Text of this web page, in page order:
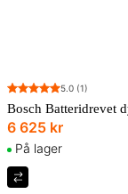
5.0 (1)
6 625 kr
På lager